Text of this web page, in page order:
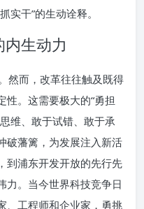
实干”的生动诠释。
生动力
然而，改革往往触及既得
。这需要极大的“勇担
维、敢于试错、敢于承
破藩篱，为发展注入新活
到浦东开发开放的先行先
力。当今世界科技竞争日
、工程师和企业家，勇挑